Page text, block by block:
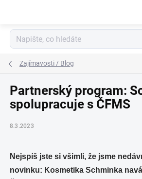
Zajímavosti / Blog
Partnerský program:
spolupracuje s ČFMS
8.3.2023
Nejspíš jste si všimli, že jsme
novinku: Kosmetika Schminka